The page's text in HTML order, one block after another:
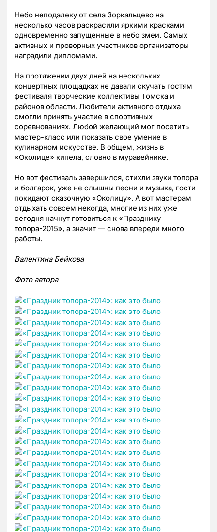
Небо неподалеку от села Зоркальцево на
несколько часов раскрасили яркими красками
одновременно запущенные в небо змеи. Самых
активных и проворных участников организаторы
наградили дипломами.
На протяжении двух дней на нескольких
концертных площадках не давали скучать гостям
фестиваля творческие коллективы Томска и
районов области. Любители активного отдыха
смогли принять участие в спортивных
соревнованиях. Любой желающий мог посетить
мастер-класс или показать свое умение в
кулинарном искусстве. В общем, жизнь в
«Околице» кипела, словно в муравейнике.
Но вот фестиваль завершился, стихли звуки топора
и болгарок, уже не слышны песни и музыка, гости
покидают сказочную «Околицу». А вот мастерам
отдыхать совсем некогда, многие из них уже
сегодня начнут готовиться к «Празднику
топора-2015», а значит — снова впереди много
работы.
Валентина Бейкова
Фото автора